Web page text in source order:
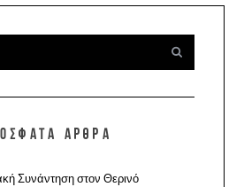
ΆΡΘΡΑ
Συνάντηση στον Θερινό